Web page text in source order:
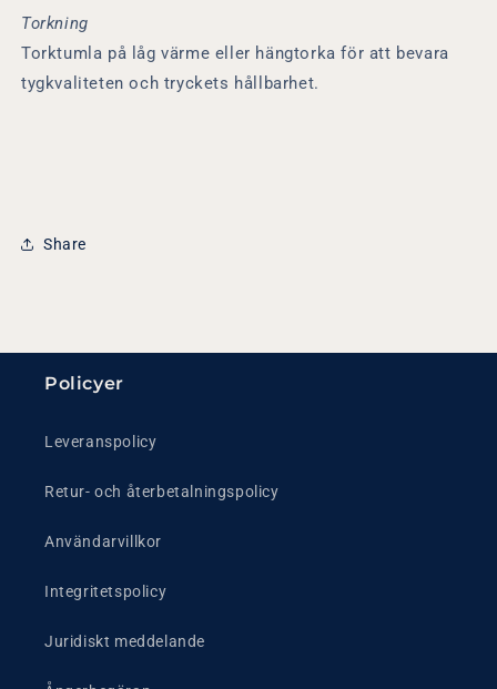
Torkning
Torktumla på låg värme eller hängtorka för att bevara
tygkvaliteten och tryckets hållbarhet.
Share
Policyer
Leveranspolicy
Retur- och återbetalningspolicy
Användarvillkor
Integritetspolicy
Juridiskt meddelande